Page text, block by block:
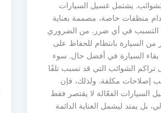
يشتمل غسيل السيارات
منظفات خاصة، مصممة بعناية
التسبب في أي ضرر. من الضروري
من السيارة بانتظام للحفاظ على
بقاء السيارة في أفضل حال. سوء
تراكم الشوائب التي قد تسبب تلفًا
إصلاحات مكلفة. ولذلك، فإن
السيارات الفعّالة لا يقتصر فقط
بل يمتد ليشمل العناية الدائمة